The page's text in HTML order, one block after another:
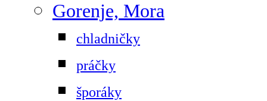
Gorenje, Mora
chladničky
práčky
šporáky